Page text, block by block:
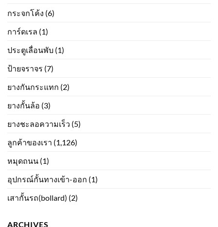
กระจกโค้ง (6)
การ์ดเรล (1)
ประตูเลื่อนพับ (1)
ป้ายจราจร (7)
ยางกันกระแทก (2)
ยางกั้นล้อ (3)
ยางชะลอความเร็ว (5)
ลูกค้าของเรา (1,126)
หมุดถนน (1)
อุปกรณ์กั้นทางเข้า-ออก (1)
เสากั้นรถ(bollard) (2)
ARCHIVES